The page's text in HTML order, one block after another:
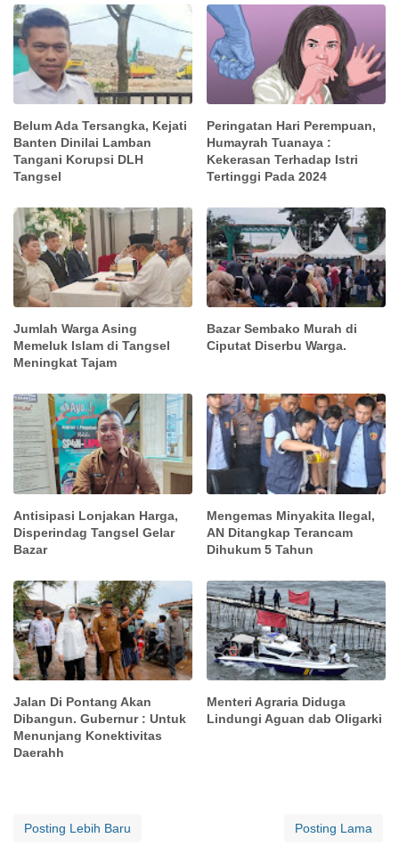
Belum Ada Tersangka, Kejati
Banten Dinilai Lamban
Tangani Korupsi DLH
Tangsel
Peringatan Hari Perempuan,
Humayrah Tuanaya :
Kekerasan Terhadap Istri
Tertinggi Pada 2024
Jumlah Warga Asing
Memeluk Islam di Tangsel
Meningkat Tajam
Bazar Sembako Murah di
Ciputat Diserbu Warga.
Antisipasi Lonjakan Harga,
Disperindag Tangsel Gelar
Bazar
Mengemas Minyakita Ilegal,
AN Ditangkap Terancam
Dihukum 5 Tahun
Jalan Di Pontang Akan
Dibangun. Gubernur : Untuk
Menunjang Konektivitas
Daerahh
Menteri Agraria Diduga
Lindungi Aguan dab Oligarki
Posting Lebih Baru Posting Lama